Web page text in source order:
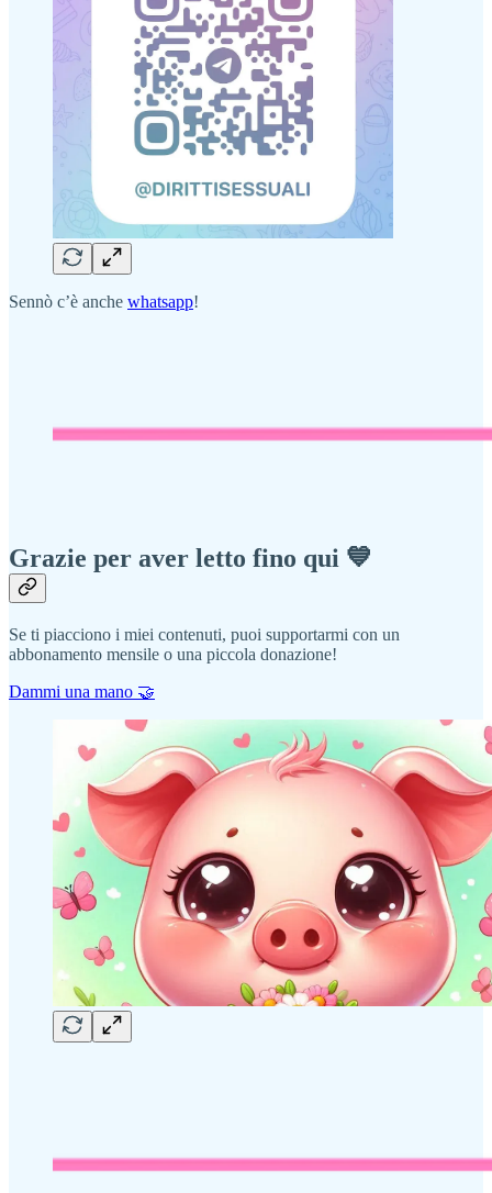
Sennò c’è anche whatsapp!
Grazie per aver letto fino qui 💙
Se ti piacciono i miei contenuti, puoi supportarmi con un
abbonamento mensile o una piccola donazione!
Dammi una mano 🤝